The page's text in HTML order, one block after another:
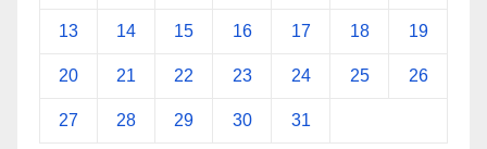
13 14 15 16 17 18 19
20 21 22 23 24 25 26
27 28 29 30 31